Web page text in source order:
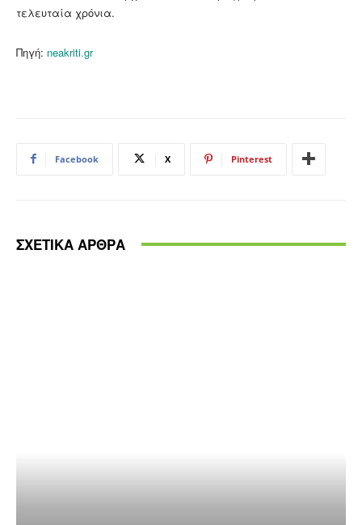
τελευταία χρόνια.
Πηγή: neakriti.gr
Facebook X Pinterest
ΣΧΕΤΙΚΑ ΑΡΘΡΑ